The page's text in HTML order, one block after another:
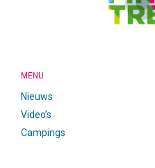
MENU
Nieuws
Video’s
Campings